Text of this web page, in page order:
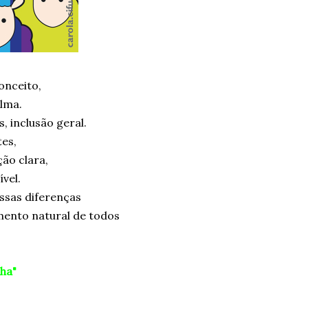
inclusão geral.
clara,
diferenças
natural de todos